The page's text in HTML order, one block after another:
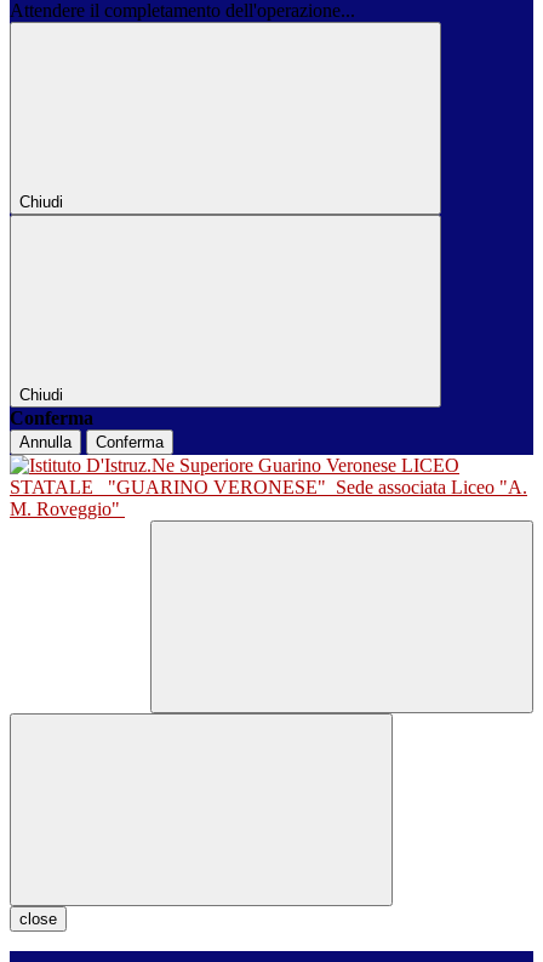
Attendere il completamento dell'operazione...
Chiudi
Chiudi
Conferma
Annulla Conferma
LICEO
STATALE
"GUARINO VERONESE" Sede associata Liceo "A.
M. Roveggio"
close